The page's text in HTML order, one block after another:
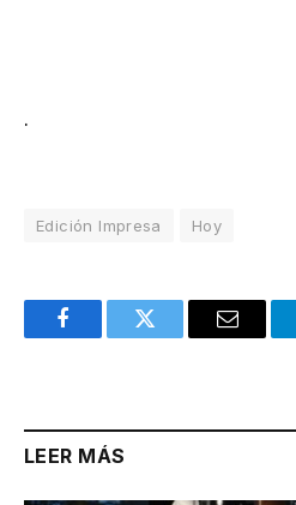
.
Edición Impresa Hoy
FacebookTwitter Email
LEER MÁS